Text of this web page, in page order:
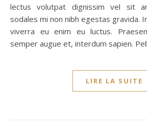
lectus volutpat dignissim vel sit
sodales mi non nibh egestas gravida.
viverra eu enim eu luctus.
semper augue et, interdum sapien.
LIRE LA SUITE